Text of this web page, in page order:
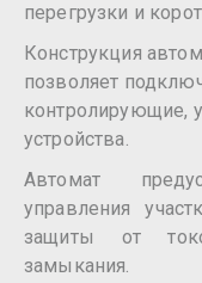
перегрузки и
Конструкция
позволяет
контролирующие,
устройства.
Автомат
управления
защиты от
замыкания.